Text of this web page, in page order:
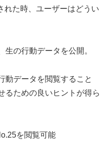
れた時、ユーザーはどうい
の行動データを公開。
動データを閲覧すること
るための良いヒントが得ら
を閲覧可能